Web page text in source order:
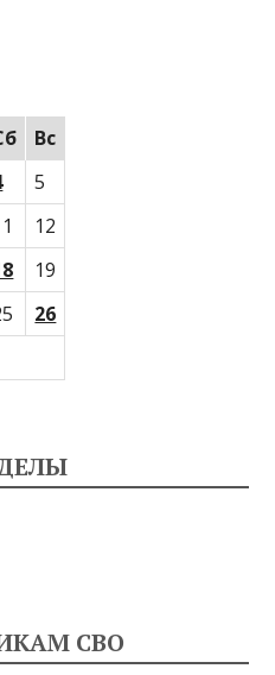
Вс
5
12
19
26
СВО